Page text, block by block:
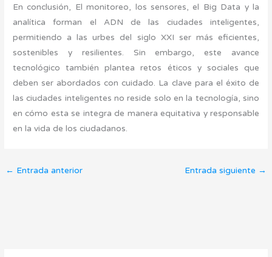
En conclusión, El monitoreo, los sensores, el Big Data y la
analítica forman el ADN de las ciudades inteligentes,
permitiendo a las urbes del siglo XXI ser más eficientes,
sostenibles y resilientes. Sin embargo, este avance
tecnológico también plantea retos éticos y sociales que
deben ser abordados con cuidado. La clave para el éxito de
las ciudades inteligentes no reside solo en la tecnología, sino
en cómo esta se integra de manera equitativa y responsable
en la vida de los ciudadanos.
← Entrada anterior Entrada siguiente →